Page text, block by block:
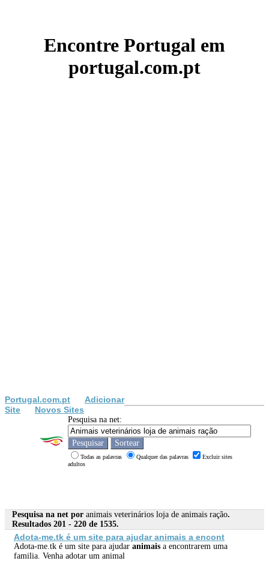
Encontre Portugal em
portugal.com.pt
Portugal.com.pt
Adicionar
Site
Novos Sites
Pesquisa na net:
Todas as palavras Qualquer das palavras
Excluir sites
adultos
Pesquisa na net por animais veterinários loja de animais ração.
Resultados 201 - 220 de 1535.
Adota-me.tk é um site para ajudaranimais a encont
Adota-me.tk é um site para ajudar animais a encontrarem uma
familia. Venha adotar um animal